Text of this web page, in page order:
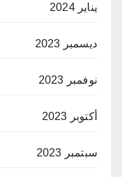
يناير 2024
ديسمبر 2023
نوفمبر 2023
أكتوبر 2023
سبتمبر 2023